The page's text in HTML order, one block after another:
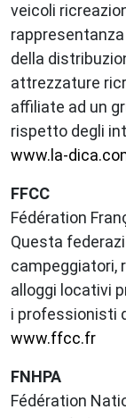
veicoli
della
attrezzature
affiliate ad un
rispetto degli
www.la-
FFCC
Fédération
Questa
campeggiatori,
alloggi locativi
i professionisti
www.ffcc.fr
FNHPA
Fédération